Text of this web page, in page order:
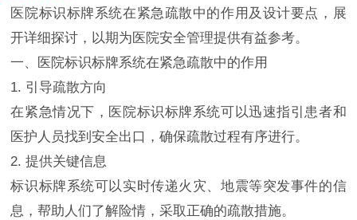
医院标识标牌系统在紧急疏散中的作用及设计要点，展
开详细探讨，以期为医院安全管理提供有益参考。
一、医院标识标牌系统在紧急疏散中的作用
1. 引导疏散方向
在紧急情况下，医院标识标牌系统可以迅速指引患者和
医护人员找到安全出口，确保疏散过程有序进行。
2. 提供关键信息
标识标牌系统可以实时传递火灾、地震等突发事件的信
息，帮助人们了解险情，采取正确的疏散措施。